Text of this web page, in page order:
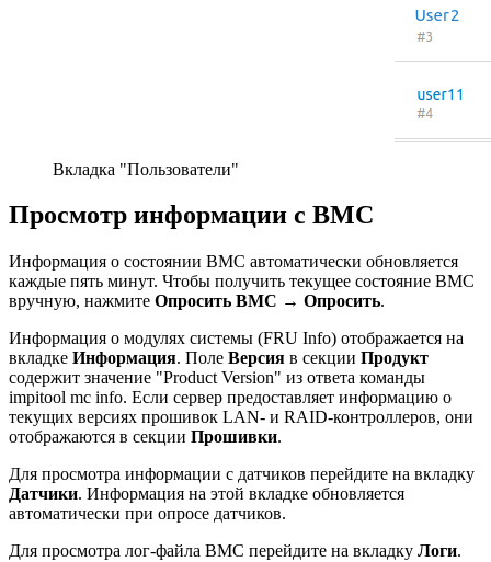
Вкладка "Пользователи"
Просмотр информации с BMC
Информация о состоянии BMC автоматически обновляется
каждые пять минут. Чтобы получить текущее состояние BMC
вручную, нажмите Опросить BMC → Опросить.
Информация о модулях системы (FRU Info) отображается на
вкладке Информация. Поле Версия в секции Продукт
содержит значение "Product Version" из ответа команды
impitool mc info. Если сервер предоставляет информацию о
текущих версиях прошивок LAN- и RAID-контроллеров, они
отображаются в секции Прошивки.
Для просмотра информации с датчиков перейдите на вкладку
Датчики. Информация на этой вкладке обновляется
автоматически при опросе датчиков.
Для просмотра лог-файла BMC перейдите на вкладку Логи.